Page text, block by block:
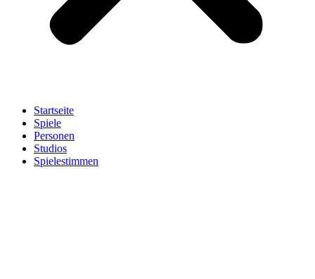
Startseite
Spiele
Personen
Studios
Spielestimmen